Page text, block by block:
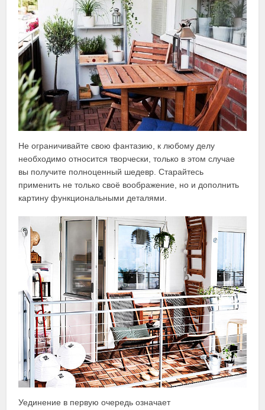
Не ограничивайте свою фантазию, к любому делу
необходимо относится творчески, только в этом случае
вы получите полноценный шедевр. Старайтесь
применить не только своё воображение, но и дополнить
картину функциональными деталями.
Уединение в первую очередь означает